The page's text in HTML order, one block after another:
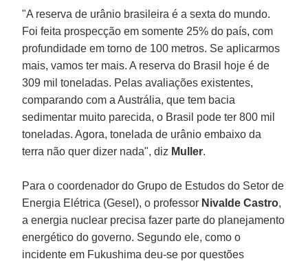
"A reserva de urânio brasileira é a sexta do mundo.
Foi feita prospecção em somente 25% do país, com
profundidade em torno de 100 metros. Se aplicarmos
mais, vamos ter mais. A reserva do Brasil hoje é de
309 mil toneladas. Pelas avaliações existentes,
comparando com a Austrália, que tem bacia
sedimentar muito parecida, o Brasil pode ter 800 mil
toneladas. Agora, tonelada de urânio embaixo da
terra não quer dizer nada", diz Muller.
Para o coordenador do Grupo de Estudos do Setor de
Energia Elétrica (Gesel), o professor Nivalde Castro,
a energia nuclear precisa fazer parte do planejamento
energético do governo. Segundo ele, como o
incidente em Fukushima deu-se por questões